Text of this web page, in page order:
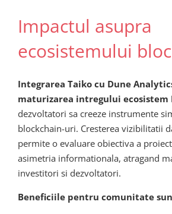
Impactul asupra
ecosistemului
Integrarea Taiko cu Dune
maturizarea intregului ecosistem
dezvoltatori sa creeze instrumente
blockchain-uri. Cresterea vizibilitatii
permite o evaluare obiectiva a
asimetria informationala, atragand
investitori si dezvoltatori.
Beneficiile pentru comunitate